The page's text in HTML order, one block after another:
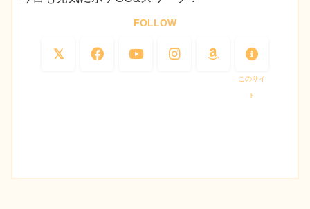
FOLLOW
このサイ
ト